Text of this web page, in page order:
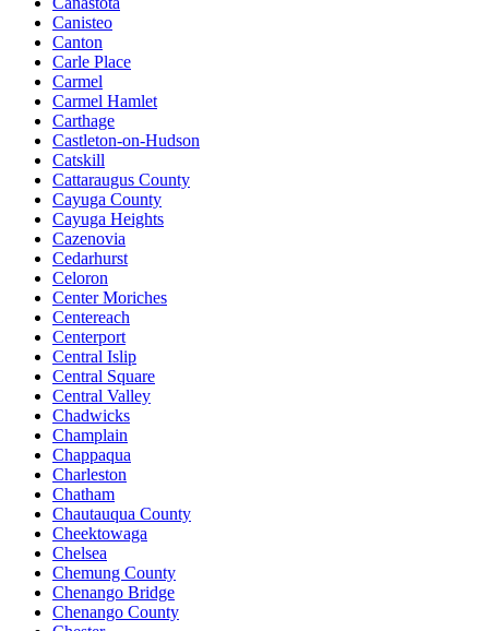
Canisteo
Canton
Carle Place
Carmel
Carmel Hamlet
Carthage
Castleton-on-Hudson
Catskill
Cattaraugus County
Cayuga County
Cayuga Heights
Cazenovia
Cedarhurst
Celoron
Center Moriches
Centereach
Centerport
Central Islip
Central Square
Central Valley
Chadwicks
Champlain
Chappaqua
Charleston
Chatham
Chautauqua County
Cheektowaga
Chelsea
Chemung County
Chenango Bridge
Chenango County